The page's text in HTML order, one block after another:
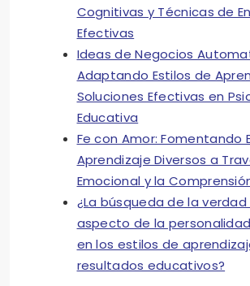
Cognitivas y Técnicas de
Efectivas
Ideas de Negocios
Adaptando Estilos de
Soluciones Efectivas en
Educativa
Fe con Amor: Fomentando
Aprendizaje Diversos a
Emocional y la
¿La búsqueda de la verdad
aspecto de la
en los estilos de
resultados educativos?